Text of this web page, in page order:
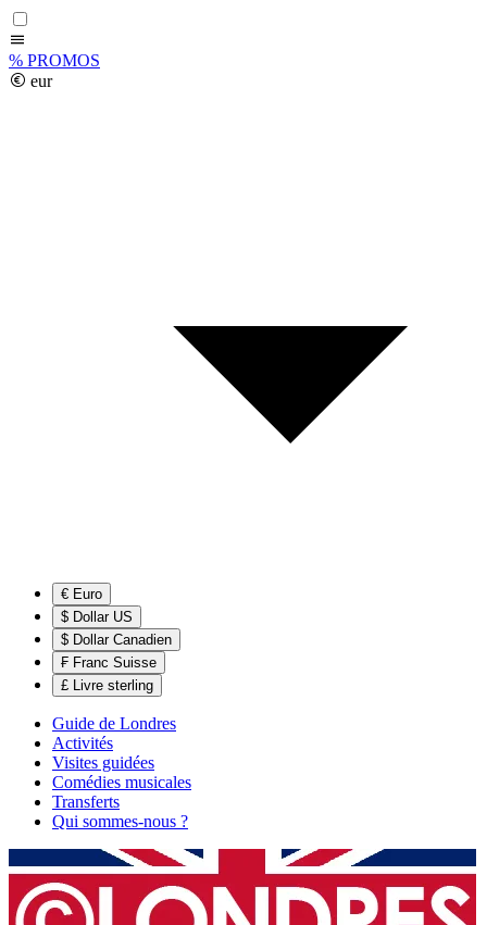
% PROMOS
eur
€ Euro
$ Dollar US
$ Dollar Canadien
₣ Franc Suisse
£ Livre sterling
Guide de Londres
Activités
Visites guidées
Comédies musicales
Transferts
Qui sommes-nous ?